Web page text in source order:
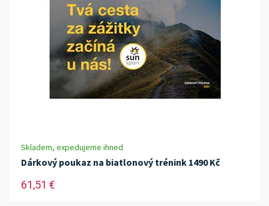
Skladem, expedujeme ihned
Dárkový poukaz na biatlonový trénink 1490 Kč
61,51 €